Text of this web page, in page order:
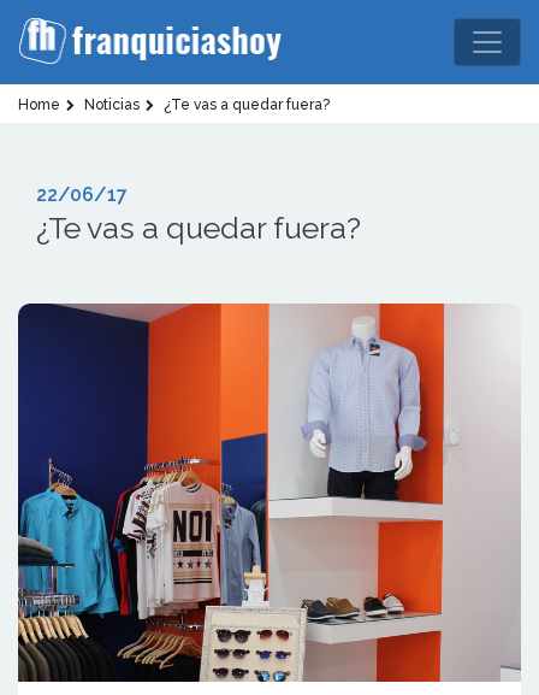
Home Noticias ¿Te vas a quedar fuera?
22/06/17
¿Te vas a quedar fuera?